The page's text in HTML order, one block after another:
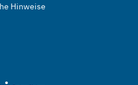
Hinweise